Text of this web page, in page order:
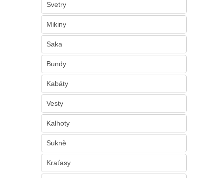
l
Svetry
Mikiny
Saka
Bundy
Kabáty
Vesty
Kalhoty
Sukně
Kraťasy